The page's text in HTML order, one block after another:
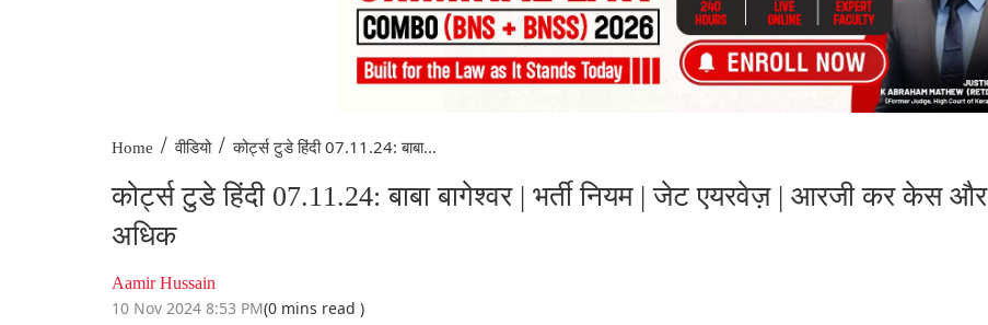
Home / वीडियो / कोर्ट्स टुडे हिंदी 07.11.24: बाबा...
कोर्ट्स टुडे हिंदी 07.11.24: बाबा बागेश्वर | भर्ती नियम | जेट एयरवेज़ | आरजी कर केस और
अधिक
Aamir Hussain
10 Nov 2024 8:53 PM(0 mins read )